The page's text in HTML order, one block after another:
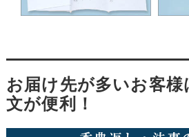
お届け先が多いお客
文が便利！